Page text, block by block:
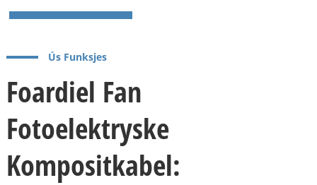
Ús Funksjes
Foardiel Fan
Fotoelektryske
Kompositkabel: